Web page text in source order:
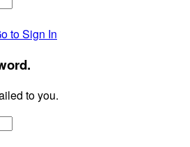
to Sign In
to you.